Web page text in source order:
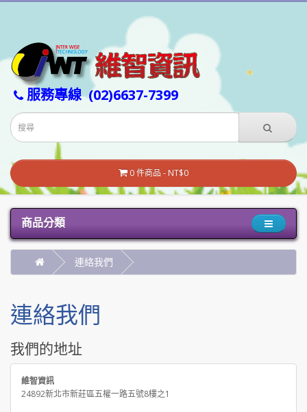
服務專線(02)6637-7399
0 件商品 - NT$0
商品分類
連絡我們
連絡我們
我們的地址
維智資訊
24892新北市新莊區五權一路五號8樓之1